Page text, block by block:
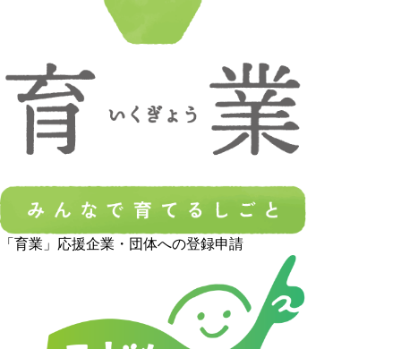
「育業」応援企業・団体への登録申請